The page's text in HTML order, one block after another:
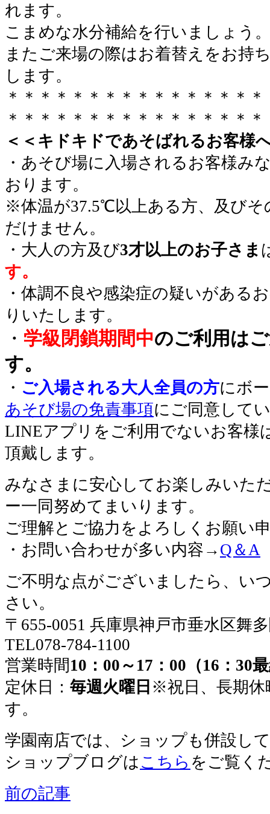
れます。
こまめな水分補給を行いましょう
またご来場の際はお着替えをお持
します。
＊＊＊＊＊＊＊＊＊＊＊＊＊＊＊
＊＊＊＊＊＊＊＊＊＊＊＊＊＊＊＊
＜＜キドキドであそばれるお客様
・あそび場に入場されるお客様み
おります。
※体温が37.5℃以上ある方、及びそ
だけません。
・大人の方及び3才以上のお子さま
す。
・体調不良や感染症の疑いがある
りいたします。
・ 学級閉鎖期間中のご利用は
す。
・ ご入場される大人全員の方にボ
あそび場の免責事項にご同意して
LINEアプリをご利用でないお客様
頂戴します。
みなさまに安心してお楽しみいた
ー一同努めてまいります。
ご理解とご協力をよろしくお願い
・お問い合わせが多い内容→ Q＆A
ご不明な点がございましたら、い
さい。
〒655-0051 兵庫県神戸市垂水区舞
TEL078-784-1100
営業時間 10：00～17：00（16：30
定休日： 毎週火曜日 ※祝日、長期休
す。
学園南店では、ショップも併設し
ショップブログは こちら をご覧く
前の記事